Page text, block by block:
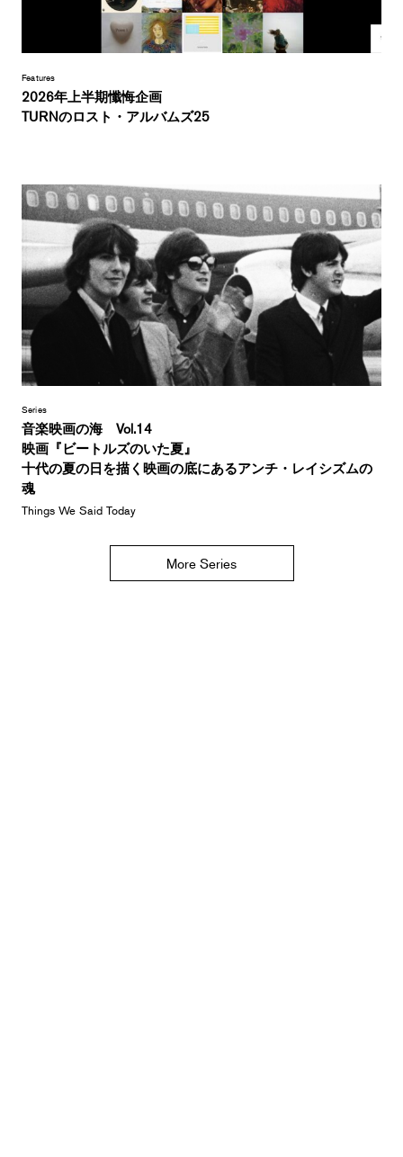
Features
2026年上半期懺悔企画
TURNのロスト・アルバムズ25
Series
音楽映画の海 Vol.14
映画『ビートルズのいた夏』
十代の夏の日を描く映画の底にあるアンチ・レイシズムの
魂
Things We Said Today
More Series